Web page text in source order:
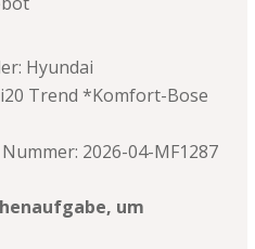
Hyundai
Trend *Komfort-Bose
2026-04-MF1287
um